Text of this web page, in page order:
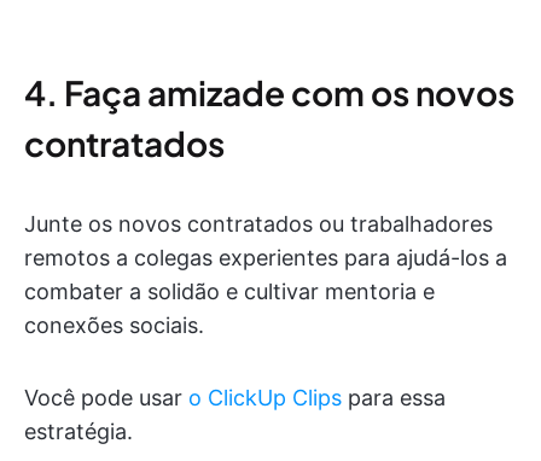
4. Faça amizade com os novos
contratados
Junte os novos contratados ou trabalhadores
remotos a colegas experientes para ajudá-los a
combater a solidão e cultivar mentoria e
conexões sociais.
Você pode usar o ClickUp Clips para essa
estratégia.